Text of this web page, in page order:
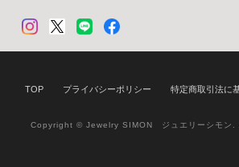
TOP プライバシーポリシー 特定商取引法に
Copyright © Jewelry SIMON ジュエリーシモン.